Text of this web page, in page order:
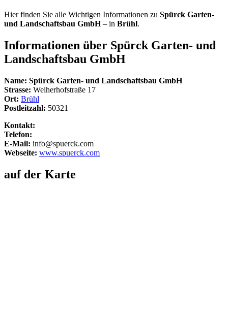
Hier finden Sie alle Wichtigen Informationen zu Spürck Garten-
und Landschaftsbau GmbH– in Brühl.
Informationen über Spürck Garten- und
Landschaftsbau GmbH
Name: Spürck Garten- und Landschaftsbau GmbH
Strasse: Weiherhofstraße 17
Ort: Brühl
Postleitzahl: 50321
Kontakt:
Telefon:
E-Mail: info@spuerck.com
Webseite: www.spuerck.com
auf der Karte